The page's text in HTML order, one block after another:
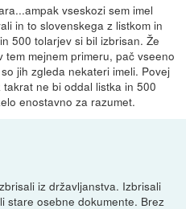
vseskozi sem imel
in to slovenskega z listkom in
500 tolarjev si bil izbrisan. Že
mejnem primeru, pač vseeno
jih zgleda nekateri imeli. Povej
ne bi oddal listka in 500
enostavno za razumet.
iz državljanstva. Izbrisali
stare osebne dokumente. Brez